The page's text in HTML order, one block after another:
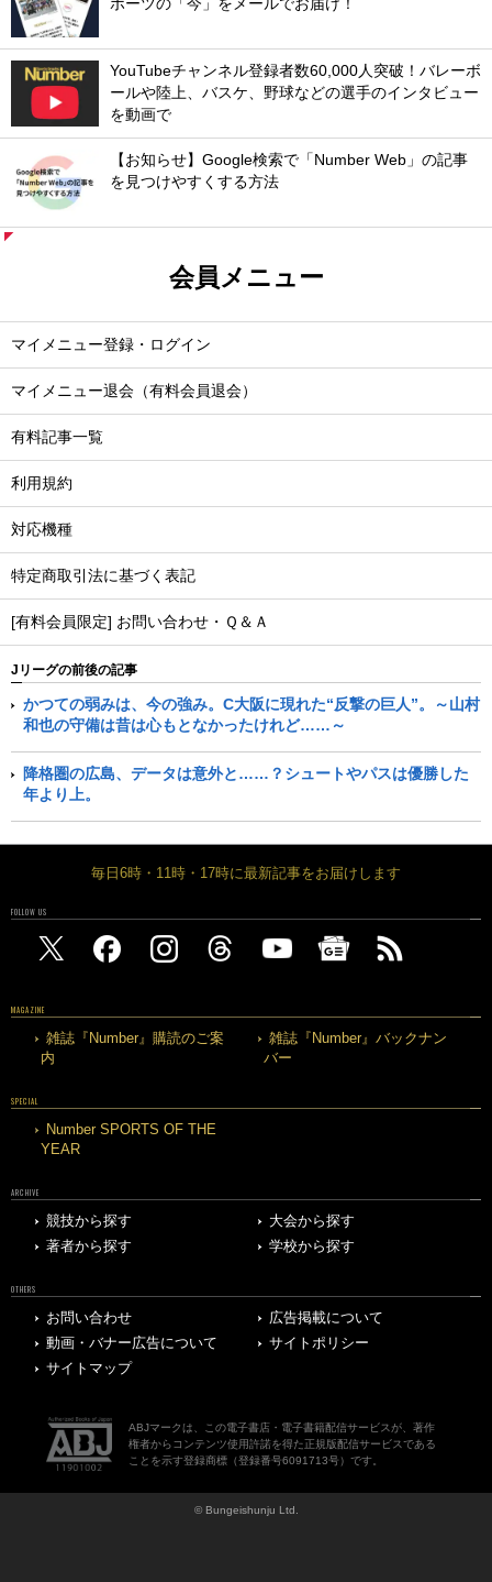
ポーツの「今」をメールでお届け！
YouTubeチャンネル登録者数60,000人突破！バレーボ
ールや陸上、バスケ、野球などの選手のインタビュー
を動画で
【お知らせ】Google検索で「Number Web」の記事
を見つけやすくする方法
会員メニュー
マイメニュー登録・ログイン
マイメニュー退会（有料会員退会）
有料記事一覧
利用規約
対応機種
特定商取引法に基づく表記
[有料会員限定] お問い合わせ・Ｑ＆Ａ
Jリーグの前後の記事
かつての弱みは、今の強み。C大阪に現れた“反撃の巨人”。～山村
和也の守備は昔は心もとなかったけれど……～
降格圏の広島、データは意外と……？シュートやパスは優勝した
年より上。
毎日6時・11時・17時に最新記事をお届けします
FOLLOW US
MAGAZINE
雑誌『Number』購読のご案
内
雑誌『Number』バックナン
バー
SPECIAL
Number SPORTS OF THE
YEAR
ARCHIVE
競技から探す
大会から探す
著者から探す
学校から探す
OTHERS
お問い合わせ
広告掲載について
動画・バナー広告について
サイトポリシー
サイトマップ
ABJマークは、この電子書店・電子書籍配信サービスが、著作
権者からコンテンツ使用許諾を得た正規版配信サービスである
ことを示す登録商標（登録番号6091713号）です。
© Bungeishunju Ltd.